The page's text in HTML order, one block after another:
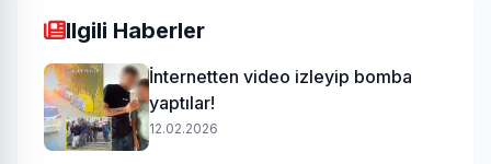
Ilgili Haberler
İnternetten video izleyip bomba
yaptılar!
12.02.2026